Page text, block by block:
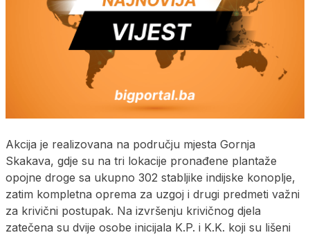
Akcija je realizovana na području mjesta Gornja
Skakava, gdje su na tri lokacije pronađene plantaže
opojne droge sa ukupno 302 stabljike indijske konoplje,
zatim kompletna oprema za uzgoj i drugi predmeti važni
za krivični postupak. Na izvršenju krivičnog djela
zatečena su dvije osobe inicijala K.P. i K.K. koji su lišeni